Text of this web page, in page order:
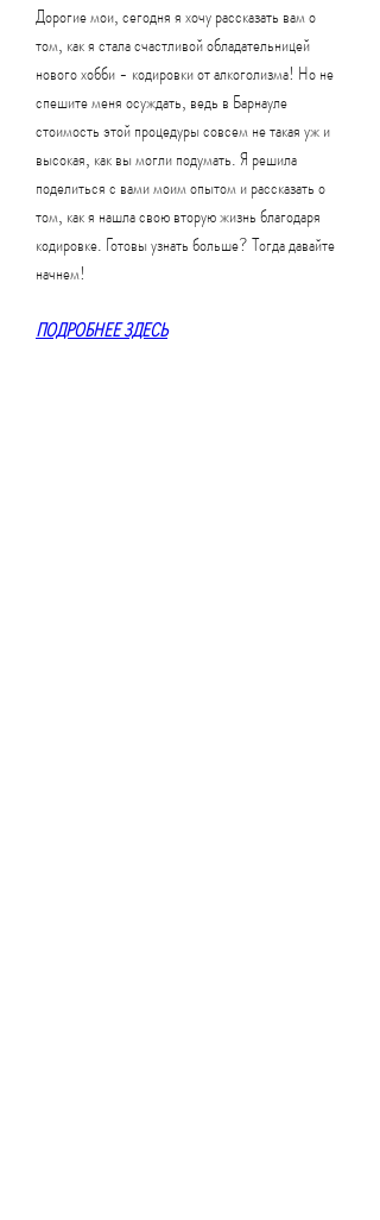
Дорогие мои, сегодня я хочу рассказать вам о
том, как я стала счастливой обладательницей
нового хобби - кодировки от алкоголизма! Но не
спешите меня осуждать, ведь в Барнауле
стоимость этой процедуры совсем не такая уж и
высокая, как вы могли подумать. Я решила
поделиться с вами моим опытом и рассказать о
том, как я нашла свою вторую жизнь благодаря
кодировке. Готовы узнать больше? Тогда давайте
начнем!
ПОДРОБНЕЕ ЗДЕСЬ